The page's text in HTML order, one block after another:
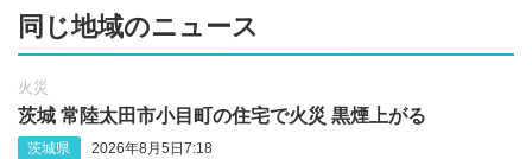
同じ地域のニュース
火災
茨城 常陸太田市小目町の住宅で火災 黒煙上がる
茨城県 2026年8月5日7:18